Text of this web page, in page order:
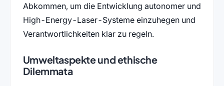
Abkommen, um die Entwicklung autonomer und
High-Energy-Laser-Systeme einzuhegen und
Verantwortlichkeiten klar zu regeln.
Umweltaspekte und ethische
Dilemmata